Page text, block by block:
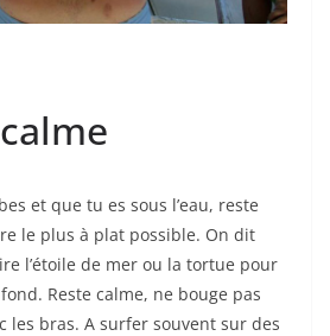
et que tu es sous l’eau, reste
le plus à plat possible. On dit
l’étoile de mer ou la tortue pour
Reste calme, ne bouge pas
les bras. A surfer souvent sur des